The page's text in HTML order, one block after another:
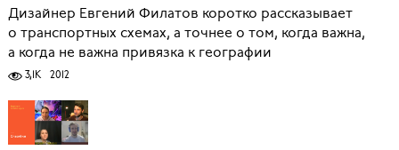
Дизайнер Евгений Филатов коротко рассказывает
о транспортных схемах, а точнее о том, когда важна,
а когда не важна привязка к географии
3,1K 2012